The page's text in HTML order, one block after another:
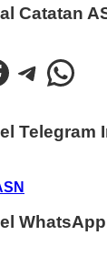
Catatan
Telegram